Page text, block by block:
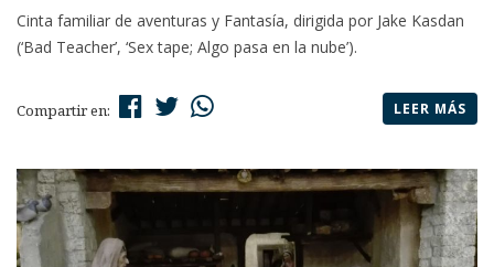
Cinta familiar de aventuras y Fantasía, dirigida por Jake Kasdan
(‘Bad Teacher’, ‘Sex tape; Algo pasa en la nube’).
Compartir en: LEER MÁS